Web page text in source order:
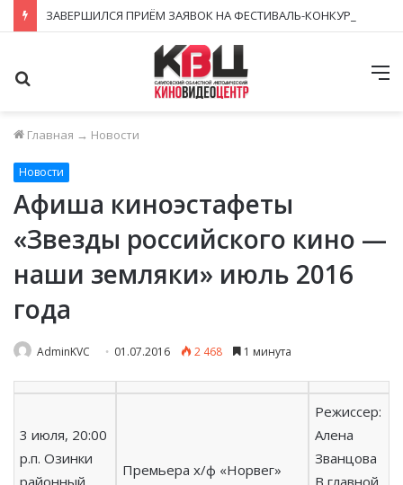
Главная → Новости
Новости
Афиша киноэстафеты
«Звезды российского кино —
наши земляки» июль 2016
года
AdminKVC 01.07.2016 2 468 1 минута
3 июля, 20:00
р.п. Озинки
районный
Премьера х/ф «Норвег»
Режиссер:
Алена
Званцова
В главной